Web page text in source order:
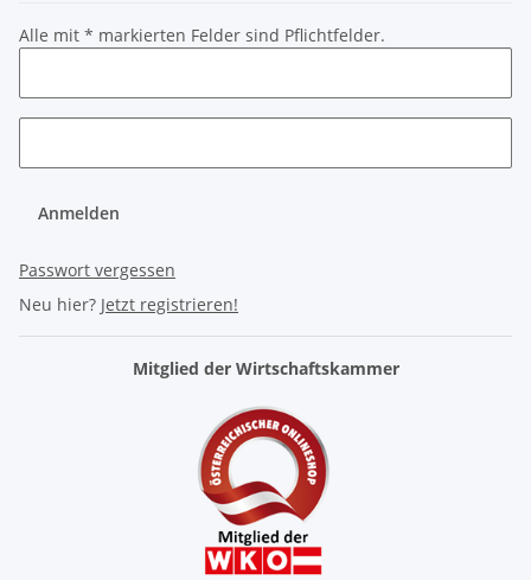
Alle mit * markierten Felder sind Pflichtfelder.
Anmelden
Passwort vergessen
Neu hier? Jetzt registrieren!
Mitglied der Wirtschaftskammer